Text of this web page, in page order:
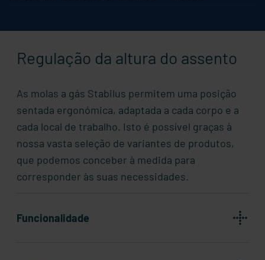
Regulação da altura do assento
As molas a gás Stabilus permitem uma posição
sentada ergonómica, adaptada a cada corpo e a
cada local de trabalho. Isto é possível graças à
nossa vasta seleção de variantes de produtos,
que podemos conceber à medida para
corresponder às suas necessidades.
Funcionalidade